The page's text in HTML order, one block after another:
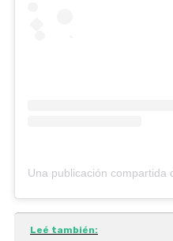
Leé también: